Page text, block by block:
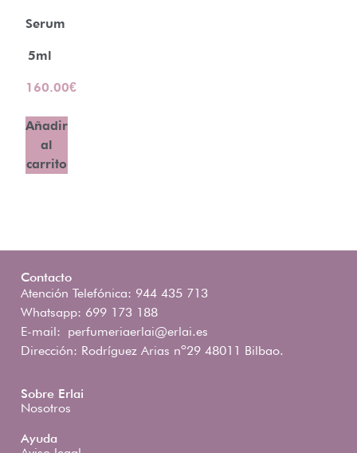
Serum
5ml
160.00€
Añadir
al
carrito
Contacto
Atención Telefónica: 944 435 713
Whatsapp: 699 173 188
E-mail: perfumeriaerlai@erlai.es
Dirección: Rodríguez Arias nº29 48011 Bilbao.
Sobre Erlai
Nosotros
Ayuda